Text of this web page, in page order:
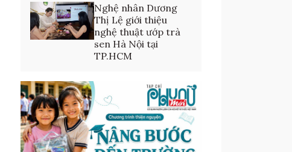
Nghệ nhân Dương
Thị Lệ giới thiệu
nghệ thuật ướp trà
sen Hà Nội tại
TP.HCM